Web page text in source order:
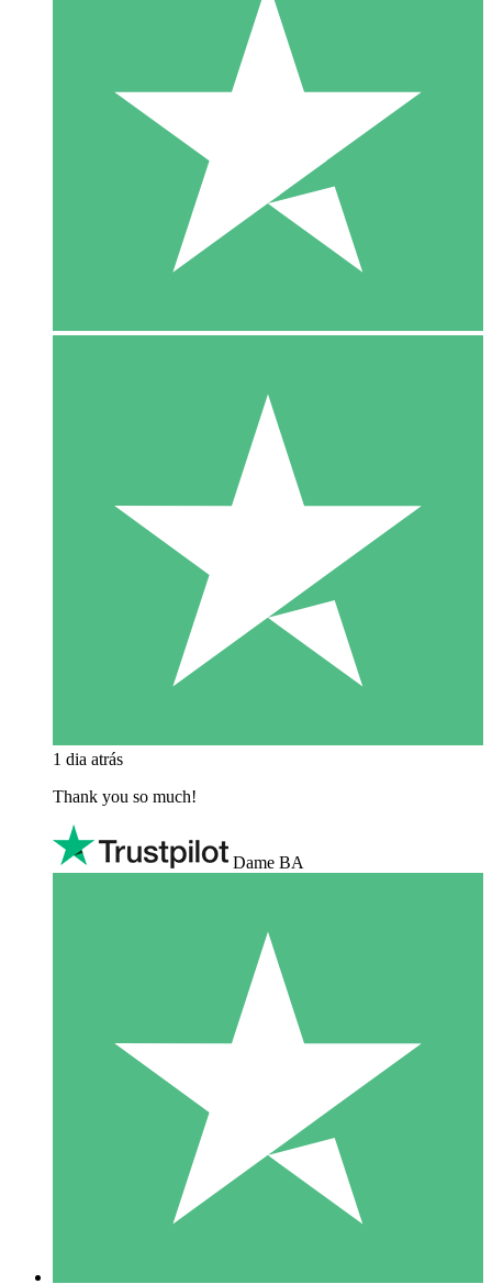
1 dia atrás
Thank you so much!
Dame BA